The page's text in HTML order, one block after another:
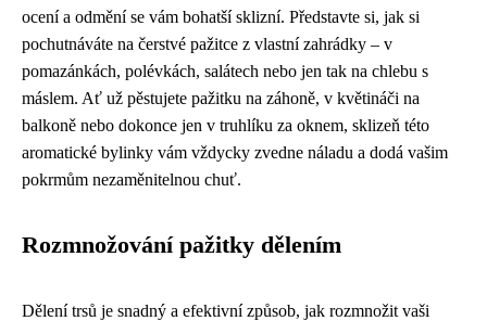
ocení a odmění se vám bohatší sklizní. Představte si, jak si
pochutnáváte na čerstvé pažitce z vlastní zahrádky – v
pomazánkách, polévkách, salátech nebo jen tak na chlebu s
máslem. Ať už pěstujete pažitku na záhoně, v květináči na
balkoně nebo dokonce jen v truhlíku za oknem, sklizeň této
aromatické bylinky vám vždycky zvedne náladu a dodá vašim
pokrmům nezaměnitelnou chuť.
Rozmnožování pažitky dělením
Dělení trsů je snadný a efektivní způsob, jak rozmnožit vaši